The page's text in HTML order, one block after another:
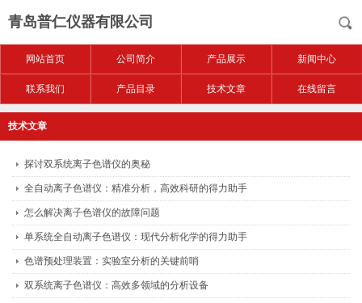
青岛普仁仪器有限公司
网站首页 公司简介 产品展示 新闻中心
联系我们 产品目录 技术文章 在线留言
技术文章
探讨双系统离子色谱仪的奥秘
全自动离子色谱仪：精准分析，高效科研的得力助手
怎么解决离子色谱仪的故障问题
单系统全自动离子色谱仪：现代分析化学的得力助手
色谱预处理装置：实验室分析的关键前哨
双系统离子色谱仪：高效多领域的分析设备